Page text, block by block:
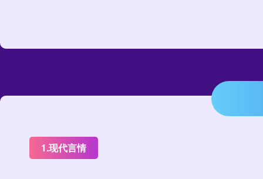
1.现代言情